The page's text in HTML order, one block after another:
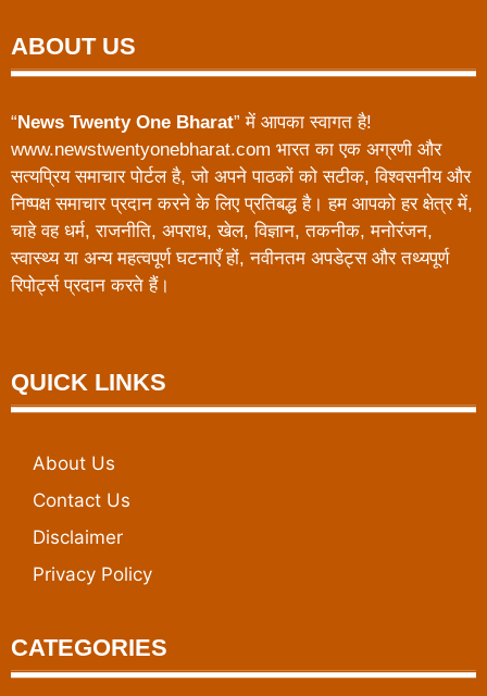
ABOUT US
“ News Twenty One Bharat” में आपका स्वागत है!
www.newstwentyonebharat.com भारत का एक अग्रणी और
सत्यप्रिय समाचार पोर्टल है, जो अपने पाठकों को सटीक, विश्वसनीय और
निष्पक्ष समाचार प्रदान करने के लिए प्रतिबद्ध है। हम आपको हर क्षेत्र में,
चाहे वह धर्म, राजनीति, अपराध, खेल, विज्ञान, तकनीक, मनोरंजन,
स्वास्थ्य या अन्य महत्वपूर्ण घटनाएँ हों, नवीनतम अपडेट्स और तथ्यपूर्ण
रिपोर्ट्स प्रदान करते हैं।
QUICK LINKS
About Us
Contact Us
Disclaimer
Privacy Policy
CATEGORIES